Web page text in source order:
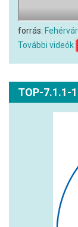
forrás:
További videók
TOP-7.1.1-